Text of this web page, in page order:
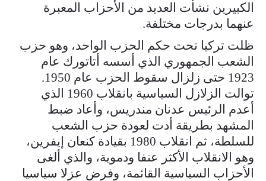
الكبيرين نشأت العديد من الأحزاب المعبرة
عنهما بدرجات مختلفة.
ظلت تركيا تحت حكم الحزب الواحد، وهو حزب
الشعب الجمهوري الذي أسسه أتاتورك عام
1923 حتى زلزال سقوط الحزب عام 1950.
توالت الزلازل السياسية بانقلاب 1960 الذي
أعدم الرئيس عدنان مندريس، وأعاد ضبط
المشهد بطريقة أدت لعودة حزب الشعب
للسلطة، ثم انقلاب 1980 بقيادة كنعان إيفرين،
وهو الانقلاب الأكثر عنفا ودموية، والذي ألغى
الأحزاب السياسية القائمة، وفرض عزلا سياسيا